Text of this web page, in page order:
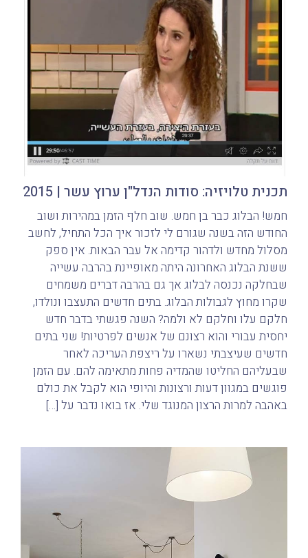
תכנית טלויזיה: סודות הנדל"ן ערוץ עשר | 2015
חמש! הבלוג כבר בן חמש. שוב חלף הזמן במהירות ושוב
החודש הזה בשנה שגורם לי לזכור איך הכל התחיל, לחשב
מסלול מחדש ולדהור קדימה אל עבר הבאות. אין ספק
ששנת הבלוג האחרונה היתה מאופיינת בהרבה עשייה
שבחלקה נכנסה לבלוג אך גם בהרבה דברים משמחים
שקרו מחוץ לגבולות הבלוג. בתים חדשים התעצבו ונולדו,
חלקם עלו וחלקם לא ולמה? השנה פגשתי בדבר חדש
יחסית עבורי והוא רצונם של אנשים לפרטיות! שני בתים
חדשים שעיצבתי נשארו על ריצפת העריכה לאחר
שבעליהם החליטו שהמדיה פחות מתאימה להם. עם הזמן
פוגשים במגוון דעות ורצונות והיופי הוא לקבל את כולם
באהבה למרות הרצון המנוגד שלי. אז בואו נדבר על […]